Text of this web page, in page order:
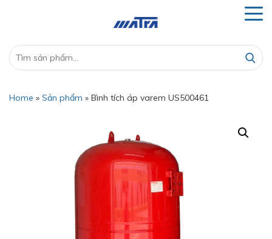
Home » Sản phẩm » Bình tích áp varem US500461